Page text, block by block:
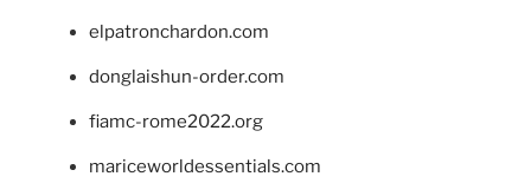
elpatronchardon.com
donglaishun-order.com
fiamc-rome2022.org
mariceworldessentials.com